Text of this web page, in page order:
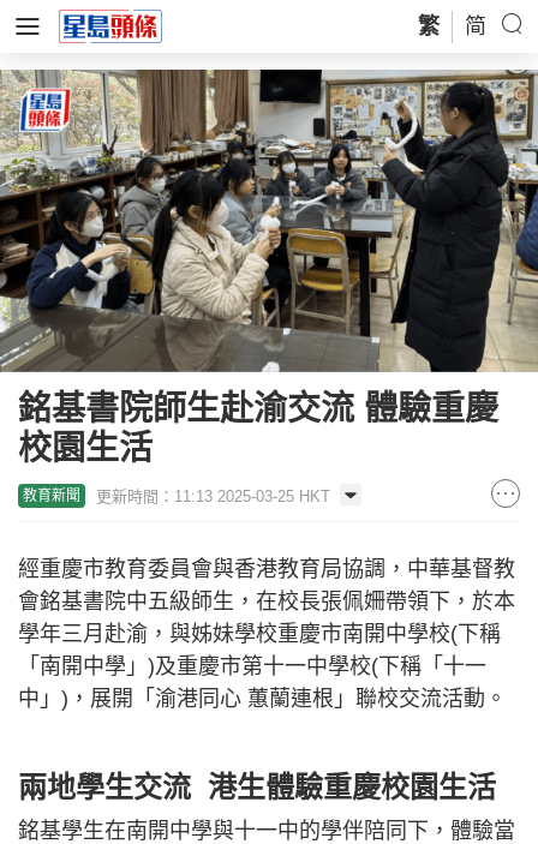
繁 简
銘基書院師生赴渝交流 體驗重慶
校園生活
教育新聞 更新時間：11:13 2025-03-25 HKT
經重慶市教育委員會與香港教育局協調，中華基督教
會銘基書院中五級師生，在校長張佩姍帶領下，於本
學年三月赴渝，與姊妹學校重慶市南開中學校(下稱
「南開中學」)及重慶市第十一中學校(下稱「十一
中」)，展開「渝港同心 蕙蘭連根」聯校交流活動。
兩地學生交流 港生體驗重慶校園生活
銘基學生在南開中學與十一中的學伴陪同下，體驗當